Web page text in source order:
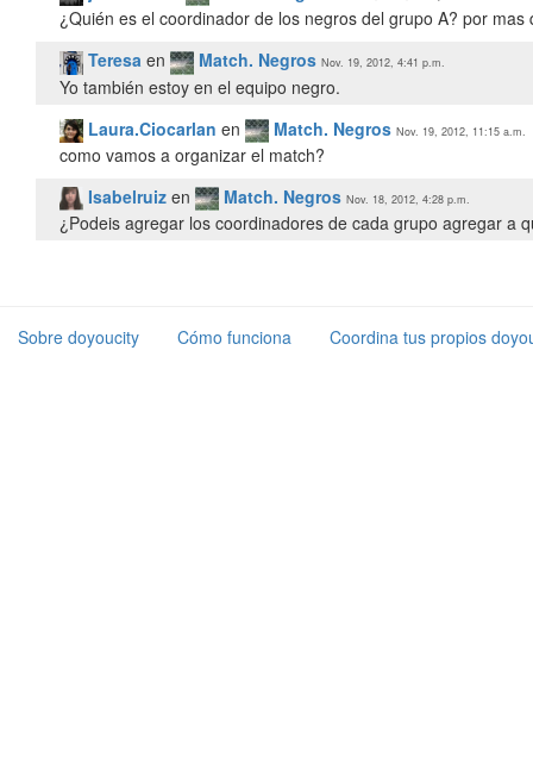
¿Quién es el coordinador de los negros del grupo A? por
Teresa en Match. Negros Nov. 19, 2012, 4:41 p.m.
Yo también estoy en el equipo negro.
Laura.Ciocarlan en Match. Negros Nov. 19, 2012, 11:15 a.m.
como vamos a organizar el match?
Isabelruiz en Match. Negros Nov. 18, 2012, 4:28 p.m.
¿Podeis agregar los coordinadores de cada grupo agregar a
Sobre doyoucity Cómo funciona Coordina tus propios